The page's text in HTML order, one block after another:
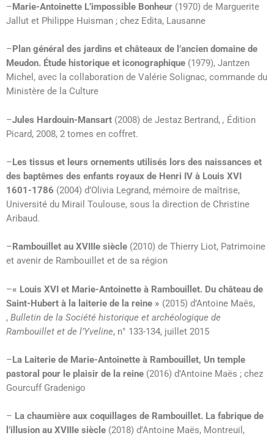
–Marie-Antoinette L’impossible Bonheur (1970) de Marguerite
Jallut et Philippe Huisman ; chez Edita, Lausanne
–Plan général des jardins et châteaux de l’ancien domaine de
Meudon. Étude historique et iconographique (1979), Jantzen
Michel, avec la collaboration de Valérie Solignac, commande du
Ministère de la Culture
–Jules Hardouin-Mansart (2008) de Jestaz Bertrand, , Édition
Picard, 2008, 2 tomes en coffret.
–Les tissus et leurs ornements utilisés lors des naissances et
des baptêmes des enfants royaux de Henri IV à Louis XVI
1601-1786 (2004) d’Olivia Legrand, mémoire de maîtrise,
Université du Mirail Toulouse, sous la direction de Christine
Aribaud.
–Rambouillet au XVIIIe siècle (2010) de Thierry Liot, Patrimoine
et avenir de Rambouillet et de sa région
–« Louis XVI et Marie-Antoinette à Rambouillet. Du château de
Saint-Hubert à la laiterie de la reine » (2015) d’Antoine Maës,
, Bulletin de la Société historique et archéologique de
Rambouillet et de l’Yveline, n° 133-134, juillet 2015
–La Laiterie de Marie-Antoinette à Rambouillet, Un temple
pastoral pour le plaisir de la reine (2016) d’Antoine Maës ; chez
Gourcuff Gradenigo
– La chaumière aux coquillages de Rambouillet. La fabrique de
l’illusion au XVIIIe siècle (2018) d’Antoine Maës, Montreuil,